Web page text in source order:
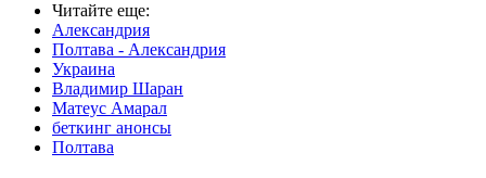
Читайте еще:
Александрия
Полтава - Александрия
Украина
Владимир Шаран
Матеус Амарал
беткинг анонсы
Полтава